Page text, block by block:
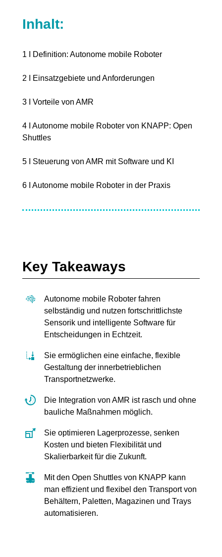
Inhalt:
1 I Definition: Autonome mobile Roboter
2 I Einsatzgebiete und Anforderungen
3 I Vorteile von AMR
4 I Autonome mobile Roboter von KNAPP: Open
Shuttles
5 I Steuerung von AMR mit Software und KI
6 I Autonome mobile Roboter in der Praxis
Key Takeaways
Autonome mobile Roboter fahren
selbständig und nutzen fortschrittlichste
Sensorik und intelligente Software für
Entscheidungen in Echtzeit.
Sie ermöglichen eine einfache, flexible
Gestaltung der innerbetrieblichen
Transportnetzwerke.
Die Integration von AMR ist rasch und ohne
bauliche Maßnahmen möglich.
Sie optimieren Lagerprozesse, senken
Kosten und bieten Flexibilität und
Skalierbarkeit für die Zukunft.
Mit den Open Shuttles von KNAPP kann
man effizient und flexibel den Transport von
Behältern, Paletten, Magazinen und Trays
automatisieren.